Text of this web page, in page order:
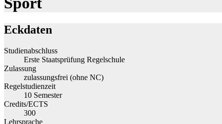
Eckdaten
Studienabschluss
Erste Staatsprüfung Regelschule
Zulassung
zulassungsfrei (ohne NC)
Regelstudienzeit
10 Semester
Credits/ECTS
300
Lehrsprache